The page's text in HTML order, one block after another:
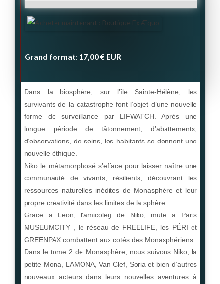
Grand format: 17,00 € EUR
Dans la biosphère, sur l’île Sainte-Hélène, les
survivants de la catastrophe font l’objet d’une nouvelle
forme de surveillance par LIFWATCH. Après une
longue période de tâtonnement, d’abattements,
d’observations, de soins, les habitants se donnent une
nouvelle éthique.
Niko le métamorphosé s’efface pour laisser naître une
communauté de vivants, résilients, découvrant les
ressources naturelles inédites de Monasphère et leur
propre créativité dans les limites de la sphère.
Grâce à Léon, l’amicoleg de Niko, muté à Paris
MUSEUMCITY , le réseau de FREELIFE, les PÉRI et
GREENPAX combattent aux cotés des Monasphériens.
Dans le tome 2 de Monasphère, nous suivons Niko, la
petite Mona, LAMONA, Van Clef, Soria et bien d’autres
nouveaux acteurs dans leurs nouvelles aventures à